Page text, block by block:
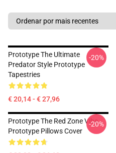
Prototype The Ultimate
Predator Style Prototype
Tapestries
€ 20,14 - € 27,96
-20%
Prototype The Red Zone Vibe
Prototype Pillows Cover
-20%